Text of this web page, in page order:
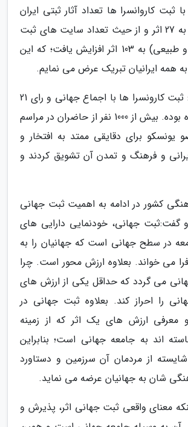
ثبت کاروانسرا ها تعداد آثار ثبتی ایران
در عرصه جهانی به 27 اثر و از حیث تعداد سایت های ثبت
جهانی (ملموس و طبیعی) به 103 اثر افزایش یافت؛ که این
همه ایرانیان تبریک عرض می نمایم.
دارابی ادامه داد: ثبت کارونسرا ها با اجماع جهانی و رای 21
عضو کمیته همراه بوده. بیش از 1000 نفر از حاضران در مراسم
عضو یونسکو برای دقایقی ممتد به افتخار و
و فرهنگ و تمدن آن تشویق کردند و
کشور در ادامه به اهمیت ثبت جهانی
و گفت:ثبت جهانی، خودنمایی دارایی های
در سطح جهانی است که جهانیان را به
می خواند. بعلاوه ارزش محور است. چرا
می گردد که حداقل یکی از ارزش های
را احراز کند. بعلاوه ثبت جهانی در
ارزش های یک اثر که از زمینه
اند به جامعه جهانی است؛ بنابراین
از مردمان آن سرزمین و دستاورد
شان به جهانیان عرضه می نماید.
معنای واقعی ثبت جهانی اثر، پذیرش و